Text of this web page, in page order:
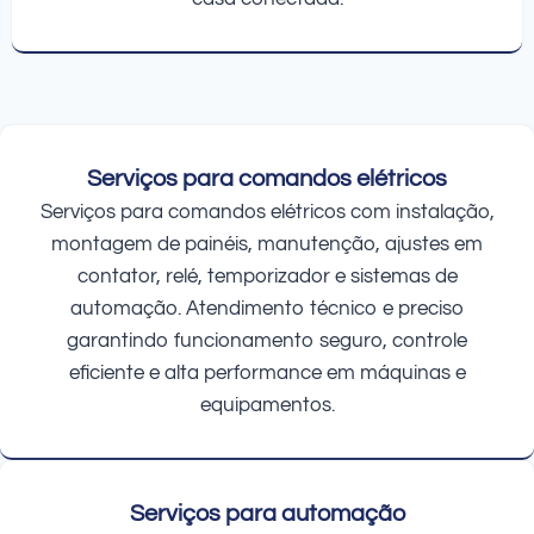
Serviços para comandos elétricos
Serviços para comandos elétricos com instalação,
montagem de painéis, manutenção, ajustes em
contator, relé, temporizador e sistemas de
automação. Atendimento técnico e preciso
garantindo funcionamento seguro, controle
eficiente e alta performance em máquinas e
equipamentos.
Serviços para automação